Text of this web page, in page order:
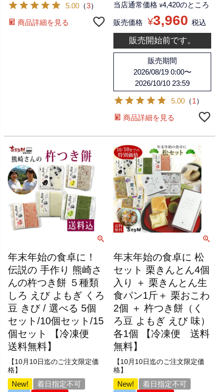
5.00 （3）
商品詳細を見る
当店通常価格 ¥4,420のところ
販売価格 ¥3,960 税込
販売開始前です。
販売期間
2026/08/19 0:00〜
2026/10/10 23:59
5.00 （1）
商品詳細を見る
【10月10日迄のご注文限定価
格】
年末年始の食卓に！
伝説の 手作り 熊崎さ
んの杵つき餅 ５種類
しろ えび よもぎ くろ
豆 きび / 選べる 5個
セット/10個セット/15
個セット 【冷凍便
送料無料】
New!
着日指定不可
【10月10日迄のご注文限定価
格】
年末年始の食卓に 松
セット 栗きんとん4個
入り ＋ 栗きんとん生
食パン1斤＋ 栗おこわ
2個 ＋ 杵つき餅（く
ろ豆 よもぎ えび 味）
各1個 【冷凍便 送料
無料】
New!
着日指定不可